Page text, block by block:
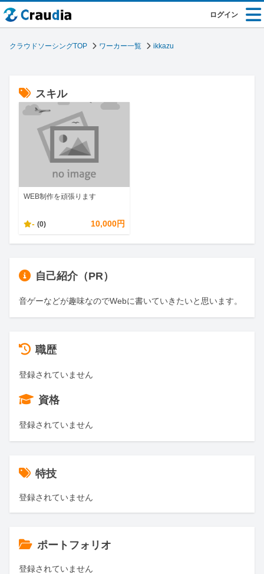
ログイン
クラウドソーシングTOP ワーカー一覧 ikkazu
スキル
WEB制作を頑張ります
- (0) 10,000円
自己紹介（PR）
音ゲーなどが趣味なのでWebに書いていきたいと思います。
職歴
登録されていません
資格
登録されていません
特技
登録されていません
ポートフォリオ
登録されていません